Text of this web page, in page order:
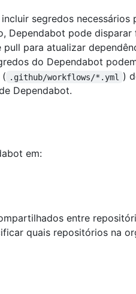
segredos necessários
Dependabot pode
para atualizar
do Dependabot
( .github/workflows/*.yml
)
Dependabot.
em:
entre
quais repositórios na